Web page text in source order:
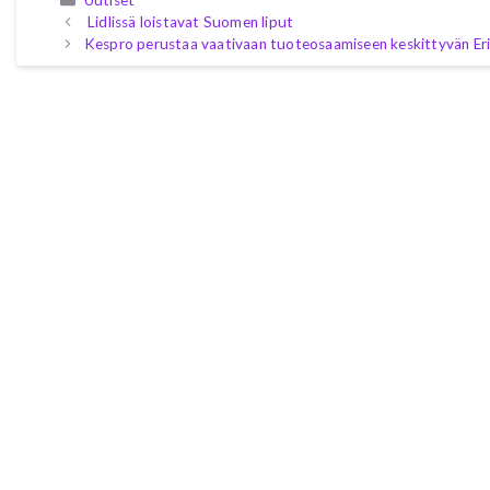
Lidlissä loistavat Suomen liput
Kespro perustaa vaativaan tuoteosaamiseen keskittyvän